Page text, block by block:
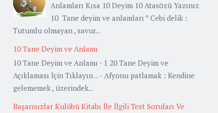
Anlamları Kısa 10 Deyim 10 Atasözü Yazınız
10 Tane deyim ve anlamları * Cebi delik :
Tutumlu olmayan , savur...
10 Tane Deyim ve Anlamı
10 Tane Deyim ve Anlamı - 1 20 Tane Deyim ve
Açıklaması İçin Tıklayın ... - Afyonu patlamak : Kendine
gelememek , üzerindek...
Başarısızlar Kulübü Kitabı İle İlgili Test Soruları Ve